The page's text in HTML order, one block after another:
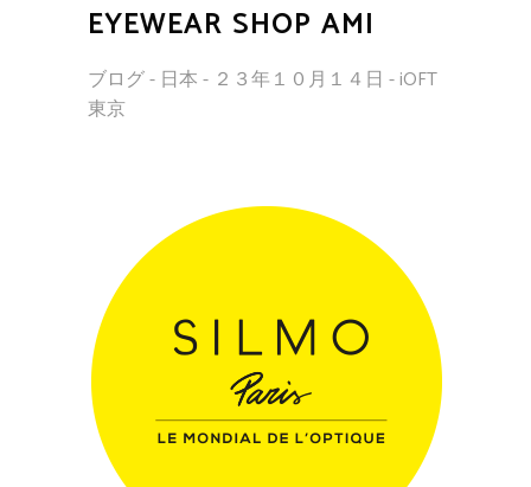
EYEWEAR SHOP AMI
ブログ - 日本 - ２３年１０月１４日 - iOFT
東京